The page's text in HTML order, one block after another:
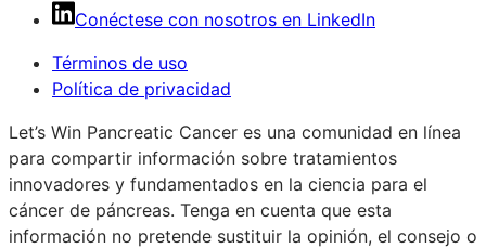
Conéctese con nosotros en LinkedIn
Términos de uso
Política de privacidad
Let’s Win Pancreatic Cancer es una comunidad en línea
para compartir información sobre tratamientos
innovadores y fundamentados en la ciencia para el
cáncer de páncreas. Tenga en cuenta que esta
información no pretende sustituir la opinión, el consejo o